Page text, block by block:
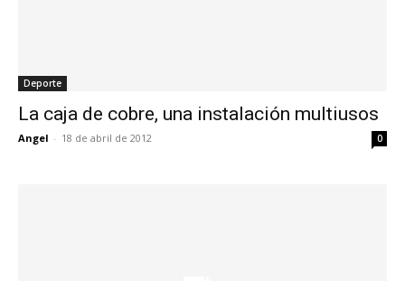
Deporte
La caja de cobre, una instalación multiusos
Angel - 18 de abril de 2012 0